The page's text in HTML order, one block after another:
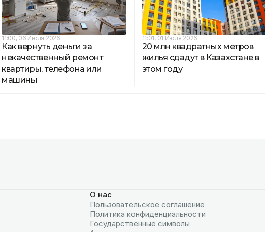
11:00, 06 Июля 2026
Как вернуть деньги за
некачественный ремонт
квартиры, телефона или
машины
11:01, 01 Июля 2026
20 млн квадратных метров
жилья сдадут в Казахстане в
этом году
О нас
Пользовательское соглашение
Политика конфиденциальности
Государственные символы